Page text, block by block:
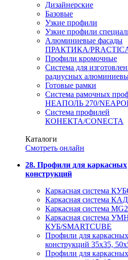
Дизайнерские
Базовые
Узкие профили
Узкие профили
Алюминиевые фасады
ПРАКТИКА/
Профили кромочные
Система для
радиусных
Готовые рамки
Система рамочных
НЕАПОЛЬ 270/
Система профилей
КОНЕКТА/CONECTA
Каталоги
Смотреть онлайн
28. Профили для каркасных
конструкций
Каркасная система
Каркасная система
Каркасная система
Каркасная система
КУБ/SMARTCUBE
Профили для каркасных
конструкций 35x35,
Профили для каркасных